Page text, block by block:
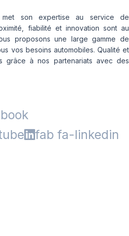
met son expertise au service de
fiabilité et innovation sont au
proposons une large gamme de
vos besoins automobiles. Qualité et
grâce à nos partenariats avec des
fab fa-linkedin